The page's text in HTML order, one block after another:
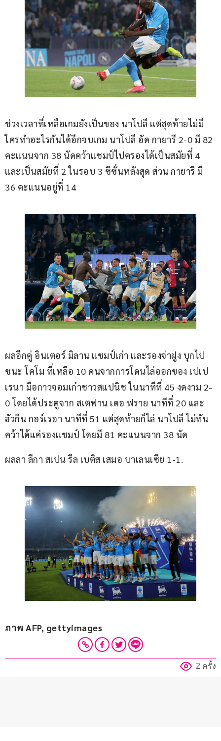
ช่วงเวลาที่เหลือเกมยังเป็นของ นาโปลี แต่สุดท้ายไม่มี
ใครทำอะไรกันได้อีกจบเกม นาโปลี อัด กายารี 2-0 มี 82
คะแนนจาก 38 นัดคว้าแชมป์ไปครองได้เป็นสมัยที่ 4
และเป็นสมัยที่ 2 ในรอบ 3 ซีซั่นหลังสุด ส่วน กายารี มี
36 คะแนนอยู่ที่ 14
ผลอีกคู่ อินเตอร์ มิลาน แชมป์เก่า และรองจ่าฝูง บุกไป
ชนะ โคโม ที่เหลือ 10 คนจากการโดนไล่ออกของ เปเป
เรนา มือกาวจอมเก๋าชาวสแปนิช ในนาทีที่ 45 งดงาม 2-
0 โดยได้ประตูจาก สเตฟาน เดอ ฟราย นาทีที่ 20 และ
ฮัวกิน กอร์เรอา นาทีที่ 51 แต่สุดท้ายก็ไล่ นาโปลี ไม่ทัน
คว้าได้แค่รองแชมป์ โดยมี 81 คะแนนจาก 38 นัด
ผลลา ลีกา สเปน รีล เบติส เสมอ บาเลนเซีย 1-1.
ภาพ AFP, gettyimages
2 ครั้ง